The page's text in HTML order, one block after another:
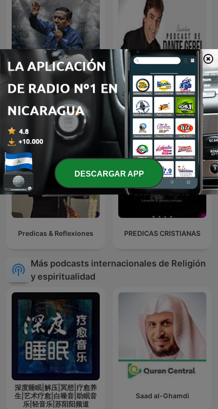
Prédicas de Evangelista
Mario Díaz
Dante Gebel
Predicas & Reflexiones PREDICAS CRISTIANAS
Más podcasts internacionales de Religión
y espiritualidad
深度睡眠|解压|冥想|疗愈养
生|艺术疗愈|白噪音|助眠音
乐|轻音乐|苏阳阳频道
Saad al-Ghamdi
DESCARGAR APP